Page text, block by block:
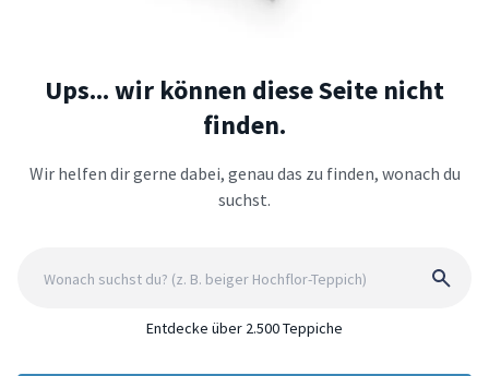
Ups... wir können diese Seite nicht
finden.
Wir helfen dir gerne dabei, genau das zu finden, wonach du
suchst.
Entdecke über 2.500 Teppiche